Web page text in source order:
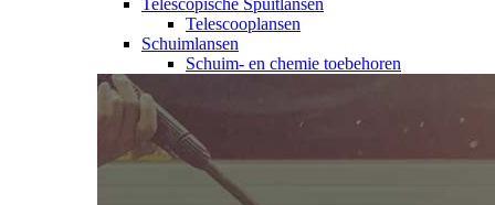
Telescopische Spuitlansen
Telescooplansen
Schuimlansen
Schuim- en chemie toebehoren